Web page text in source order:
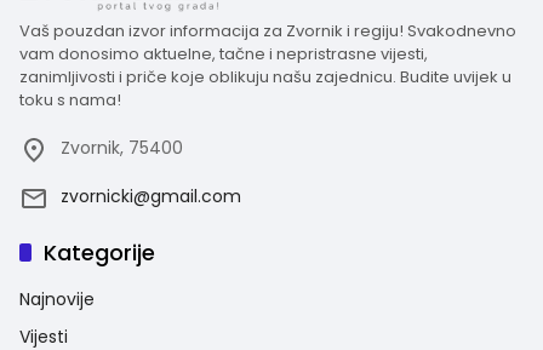
Vaš pouzdan izvor informacija za Zvornik i regiju! Svakodnevno
vam donosimo aktuelne, tačne i nepristrasne vijesti,
zanimljivosti i priče koje oblikuju našu zajednicu. Budite uvijek u
toku s nama!
Zvornik, 75400
zvornicki@gmail.com
Kategorije
Najnovije
Vijesti